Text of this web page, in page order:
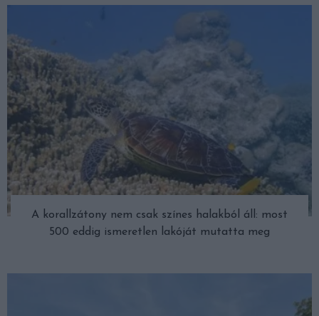
A korallzátony nem csak színes halakból áll: most
500 eddig ismeretlen lakóját mutatta meg